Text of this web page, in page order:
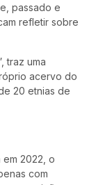
passado e
refletir sobre
traz uma
acervo do
20 etnias de
2022, o
com